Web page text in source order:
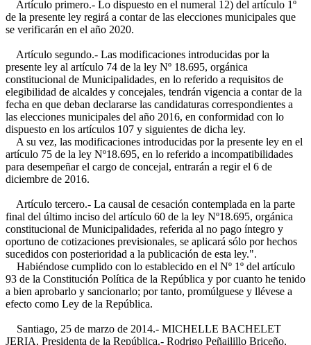
Artículo primero.- Lo dispuesto en el numeral 12) del artículo 1º
de la presente ley regirá a contar de las elecciones municipales que
se verificarán en el año 2020.
Artículo segundo.- Las modificaciones introducidas por la
presente ley al artículo 74 de la ley Nº 18.695, orgánica
constitucional de Municipalidades, en lo referido a requisitos de
elegibilidad de alcaldes y concejales, tendrán vigencia a contar de la
fecha en que deban declararse las candidaturas correspondientes a
las elecciones municipales del año 2016, en conformidad con lo
dispuesto en los artículos 107 y siguientes de dicha ley.
A su vez, las modificaciones introducidas por la presente ley en el
artículo 75 de la ley Nº18.695, en lo referido a incompatibilidades
para desempeñar el cargo de concejal, entrarán a regir el 6 de
diciembre de 2016.
Artículo tercero.- La causal de cesación contemplada en la parte
final del último inciso del artículo 60 de la ley Nº18.695, orgánica
constitucional de Municipalidades, referida al no pago íntegro y
oportuno de cotizaciones previsionales, se aplicará sólo por hechos
sucedidos con posterioridad a la publicación de esta ley.".
Habiéndose cumplido con lo establecido en el Nº 1º del artículo
93 de la Constitución Política de la República y por cuanto he tenido
a bien aprobarlo y sancionarlo; por tanto, promúlguese y llévese a
efecto como Ley de la República.
Santiago, 25 de marzo de 2014.- MICHELLE BACHELET
JERIA, Presidenta de la República.- Rodrigo Peñailillo Briceño,